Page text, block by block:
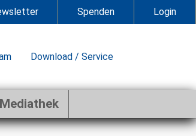
Spenden Login
Download / Service
Mediathek